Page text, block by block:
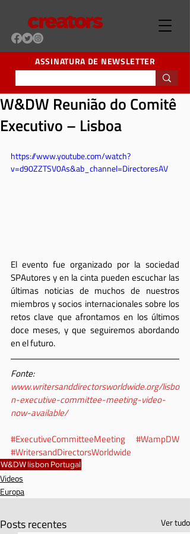
ASSINATURA DE NEWSLETTER
W&DW Reunião do Comitê
Executivo – Lisboa
https://www.youtube.com/watch?
v=d90ZZTSV0As&ab_channel=DirectoresAV
El evento fue organizado por la sociedad
SPAutores y en la cinta pueden escuchar las
últimas noticias de muchos de nuestros
miembros y socios internacionales sobre los
retos clave que afrontamos en los últimos
doce meses, y que seguiremos abordando
en el futuro.
Fonte:
www.writersanddirectorsworldwide.org/lisbo
n-executive-committee-meeting-video-
now-available/
#ExecutiveCommitteeMeeting
#WampDW
#WritersandDirectorsWorldwide
W&DWlisbon Portugal
Videos
Europa
Posts recentes Ver tudo